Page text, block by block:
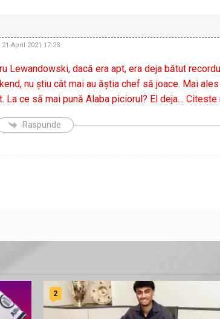
21 April 2021 17:23
Lewandowski, dacă era apt, era deja bătut
nu știu cât mai au ăștia chef să joace. Mai
La ce să mai pună Alaba piciorul? El deja…Citeste
Raspunde
2